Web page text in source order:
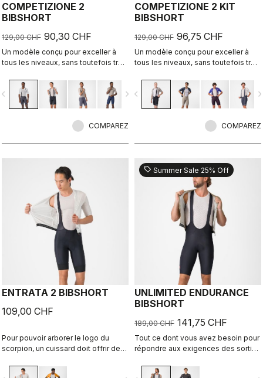
COMPETIZIONE 2
BIBSHORT
129,00 CHF 90,30 CHF
Un modèle conçu pour exceller à
tous les niveaux, sans toutefois trop
navigate_next
COMPAREZ
COMPETIZIONE 2 KIT
BIBSHORT
129,00 CHF 96,75 CHF
Un modèle conçu pour exceller à
tous les niveaux, sans toutefois trop
navigate_before
COMPAREZ
ENTRATA 2 BIBSHORT
109,00 CHF
Pour pouvoir arborer le logo du
scorpion, un cuissard doit offrir des
même s’il s’agit d’une entrée de
sell Summer Sale 25% Off
UNLIMITED ENDURANCE
BIBSHORT
189,00 CHF 141,75 CHF
Tout ce dont vous avez besoin pour
répondre aux exigences des sorties
inégalable et grande capacité de